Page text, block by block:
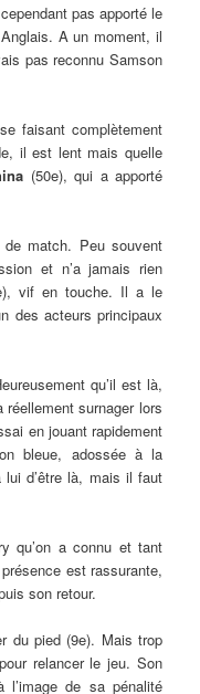
pas apporté le
A un moment, il
pas reconnu Samson
faisant complètement
il est lent mais quelle
(50e), qui a apporté
match. Peu souvent
et n’a jamais rien
vif en touche. Il a le
des acteurs principaux
qu’il est là,
surnager lors
en jouant rapidement
bleue, adossée à la
d’être là, mais il faut
qu’on a connu et tant
est rassurante,
son retour.
du pied (9e). Mais trop
relancer le jeu. Son
de sa pénalité